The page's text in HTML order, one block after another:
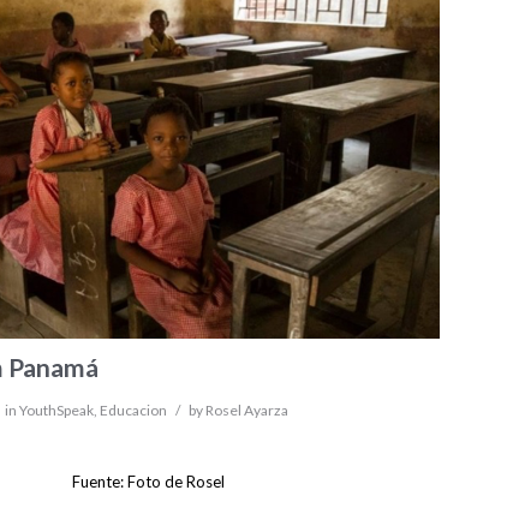
Panamá
in YouthSpeak Educacion / by Rosel Ayarza
Fuente: Foto de Rosel